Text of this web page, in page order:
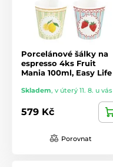
Porcelánové šálky na
espresso 4ks Fruit
Mania 100ml, Easy Life
Skladem, v úterý 11. 8. u vás
579 Kč
Porovnat